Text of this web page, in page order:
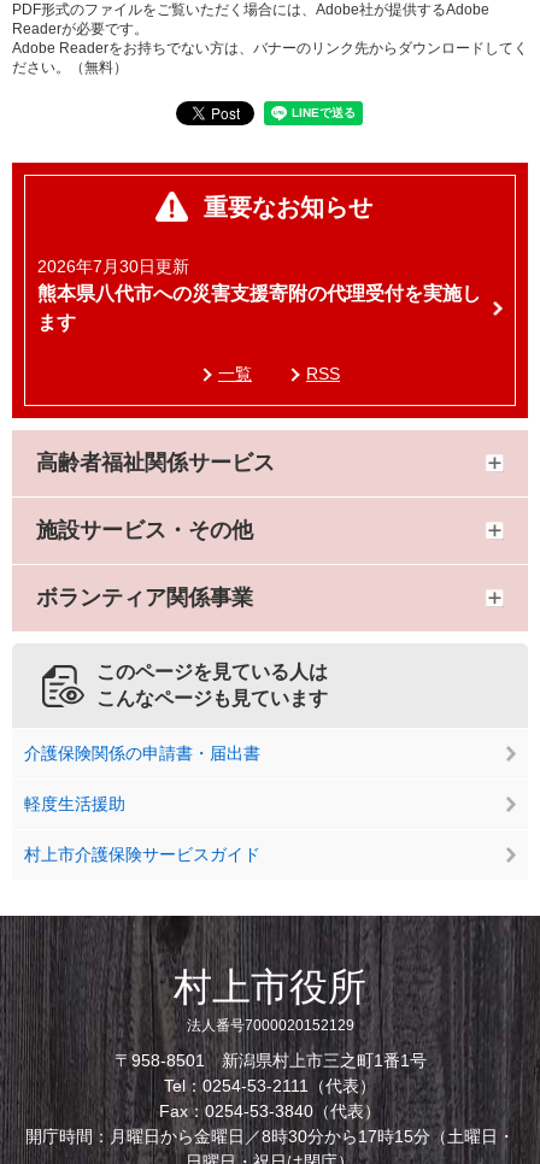
PDF形式のファイルをご覧いただく場合には、Adobe社が提供するAdobe
Readerが必要です。
Adobe Readerをお持ちでない方は、バナーのリンク先からダウンロードしてく
ださい。（無料）
重要なお知らせ
2026年7月30日更新
熊本県八代市への災害支援寄附の代理受付を実施し
ます
一覧 RSS
高齢者福祉関係サービス
施設サービス・その他
ボランティア関係事業
このページを見ている人は
こんなページも見ています
介護保険関係の申請書・届出書
軽度生活援助
村上市介護保険サービスガイド
村上市役所
法人番号7000020152129
〒958-8501 新潟県村上市三之町1番1号
Tel：0254-53-2111（代表）
Fax：0254-53-3840（代表）
開庁時間：月曜日から金曜日／8時30分から17時15分（土曜日・